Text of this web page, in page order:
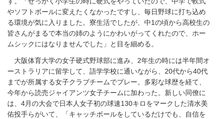
やソフトボールに変えたくなかったですし、毎日野球に打ち込め
る環境が気に入りました。寮生活でしたが、中1の頃から高校生の
皆さんがまるで本当の姉のようにかわいがってくれたので、ホー
ムシックにはなりませんでした」と目を細める。
大阪体育大学の女子硬式野球部に進み、2年生の時には半年間オ
ーストラリアに留学して、語学学校に通いながら、20代から40代
までが所属する女子クラブチームでプレー。多彩な球歴を経て、
今年から読売ジャイアンツ女子チームに加わった。新しい同僚に
は、4月の大会で日本人女子初の球速130キロをマークした清水美
佑投手らがいて、「キャッチボールをしているだけでも、自信を